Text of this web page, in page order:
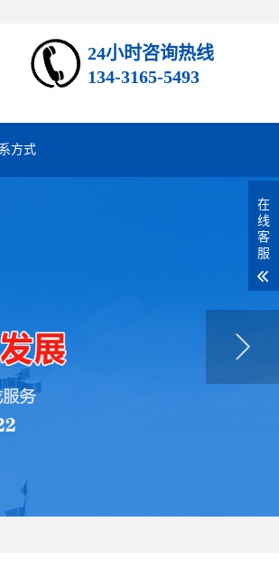
24小时咨询热线
134-3165-5493
方式
在
线
客
服